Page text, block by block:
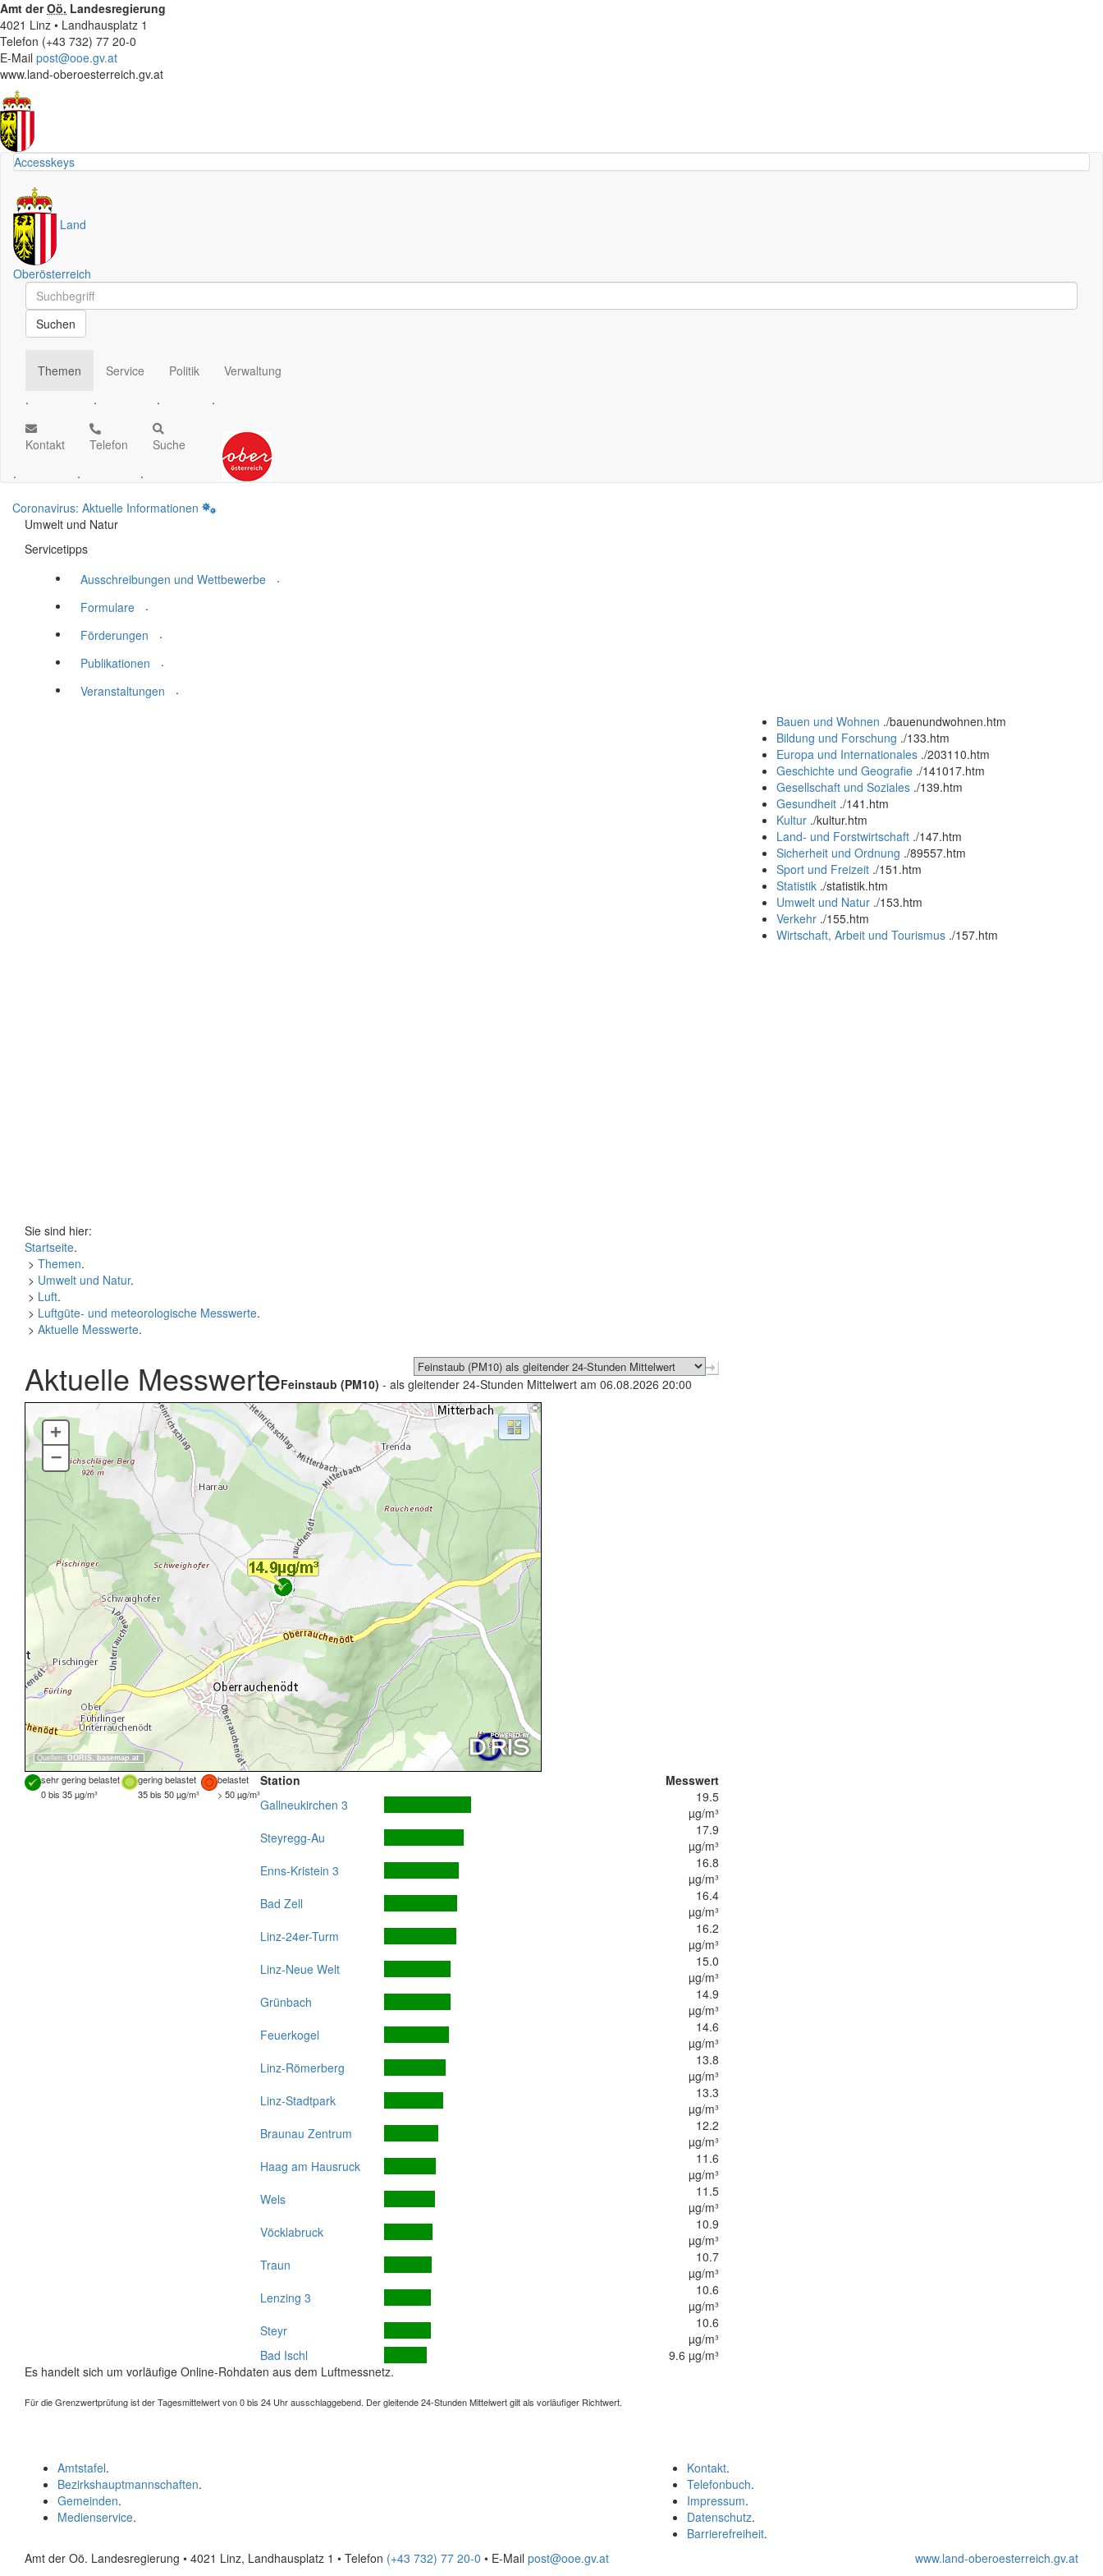
Amt derOö. Landesregierung
4021 Linz • Landhausplatz 1
Telefon (+43 732) 77 20-0
E-Mail post@ooe.gv.at
www.land-oberoesterreich.gv.at
Accesskeys
Land
Oberösterreich
Schnellsuche
Schnellsuche
Suchen
Themen
.
Service
.
Politik
.
Verwaltung
.
Kontakt
.
Telefon
.
Suche
.
Coronavirus: Aktuelle Informationen
Umwelt und Natur
Servicetipps
Ausschreibungen und Wettbewerbe
.
Formulare
.
Förderungen
.
Publikationen
.
Veranstaltungen
.
Bauen und Wohnen ./bauenundwohnen.htm
Bildung und Forschung ./133.htm
Europa und Internationales ./203110.htm
Geschichte und Geografie ./141017.htm
Gesellschaft und Soziales ./139.htm
Gesundheit ./141.htm
Kultur ./kultur.htm
Land- und Forstwirtschaft ./147.htm
Sicherheit und Ordnung ./89557.htm
Sport und Freizeit ./151.htm
Statistik ./statistik.htm
Umwelt und Natur ./153.htm
Verkehr ./155.htm
Wirtschaft, Arbeit und Tourismus ./157.htm
Sie sind hier:
Startseite.
> Themen.
> Umwelt und Natur.
> Luft.
> Luftgüte- und meteorologische Messwerte.
> Aktuelle Messwerte.
Aktuelle MesswerteFeinstaub (PM10) - als gleitender 24-Stunden Mittelwert am 06.08.2026 20:00
Quellen: DORIS, basemap.at
+
–
sehr gering belastet gering belastet
belastet
0 bis 35 µg/m³
35 bis 50 µg/m³ > 50 µg/m³
Station
Messwert
Gallneukirchen 3
19.5
µg/m³
Steyregg-Au
17.9
µg/m³
Enns-Kristein 3
16.8
µg/m³
Bad Zell
16.4
µg/m³
Linz-24er-Turm
16.2
µg/m³
Linz-Neue Welt
15.0
µg/m³
Grünbach
14.9
µg/m³
Feuerkogel
14.6
µg/m³
Linz-Römerberg
13.8
µg/m³
Linz-Stadtpark
13.3
µg/m³
Braunau Zentrum
12.2
µg/m³
Haag am Hausruck
11.6
µg/m³
Wels
11.5
µg/m³
Vöcklabruck
10.9
µg/m³
Traun
10.7
µg/m³
Lenzing 3
10.6
µg/m³
Steyr
10.6
µg/m³
Bad Ischl
9.6 µg/m³
Es handelt sich um vorläufige Online-Rohdaten aus dem Luftmessnetz.
Für die Grenzwertprüfung ist der Tagesmittelwert von 0 bis 24 Uhr ausschlaggebend. Der gleitende 24-Stunden Mittelwert gilt als vorläufiger Richtwert.
Kontakt.
Telefonbuch.
Impressum.
Datenschutz.
Barrierefreiheit.
Amtstafel.
Bezirkshauptmannschaften.
Gemeinden.
Medienservice.
Amt der Oö. Landesregierung • 4021 Linz, Landhausplatz 1 • Telefon (+43 732) 77 20-0 • E-Mail post@ooe.gv.at www.land-oberoesterreich.gv.at